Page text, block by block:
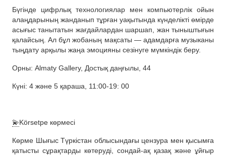
Бүгінде цифрлық технологиялар мен компьютерлік ойын
алаңдарының жанданып тұрған уақытында күнделікті өмірде
асығыс танытатын жағдайлардан шаршап, жан тыныштығын
қалайсың. Ал бұл жобаның мақсаты — адамдарға музыканы
тыңдату арқылы жаңа эмоцияны сезінуге мүмкіндік беру.
Орны: Almaty Gallery, Достық даңғылы, 44
Күні: 4 және 5 қараша, 11:00-19: 00
💫Körsetpe көрмесі
Көрме Шығыс Түркістан облысындағы цензура мен қысымға
қатысты сұрақтарды көтеруді, сондай-ақ қазақ және ұйғыр